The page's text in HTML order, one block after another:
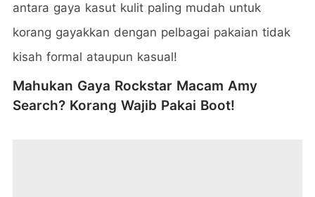
antara gaya kasut kulit paling mudah untuk
korang gayakkan dengan pelbagai pakaian tidak
kisah formal ataupun kasual!
Mahukan Gaya Rockstar Macam Amy
Search? Korang Wajib Pakai Boot!